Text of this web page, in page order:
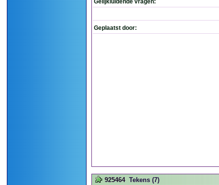
Gelijkluidende vragen:
Geplaatst door:
925464 Tekens (7)